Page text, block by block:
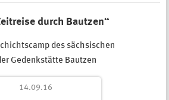
durch Bautzen“
des sächsischen
Gedenkstätte Bautzen
14.09.16